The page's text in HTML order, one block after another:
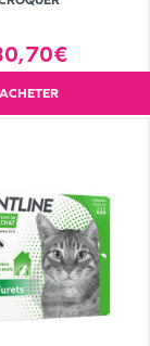
ACHETER